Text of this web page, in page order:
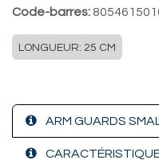
Code-barres:
LONGUEUR: 25 CM
ARM GUARDS